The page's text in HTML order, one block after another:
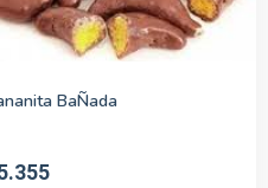
BaÑada